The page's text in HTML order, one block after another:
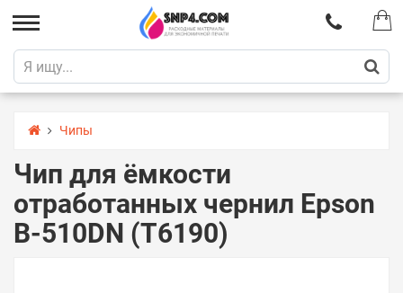
Чипы
Чип для ёмкости
отработанных чернил Epson
B-510DN (T6190)